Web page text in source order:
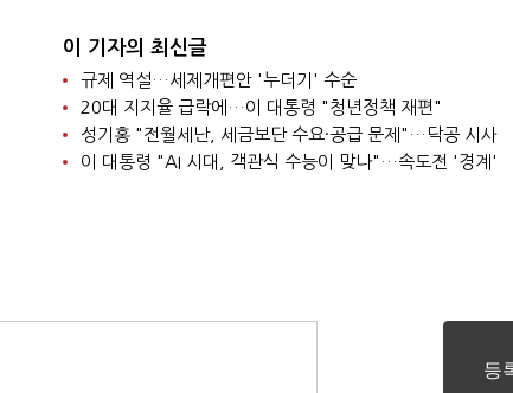
이 기자의 최신글
규제 역설…세제개편안 '누더기' 수순
20대 지지율 급락에…이 대통령 "청년정책 재편"
성기홍 "전월세난, 세금보단 수요·공급 문제"…닥공 시사
이 대통령 "AI 시대, 객관식 수능이 맞나"…속도전 '경계'